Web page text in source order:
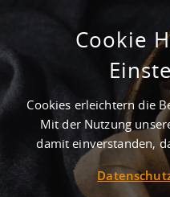
2.300-6.000 m²
Krefeld
Cookie
Cookies erleichtern die
Mit der Nutzung
damit einverstanden,